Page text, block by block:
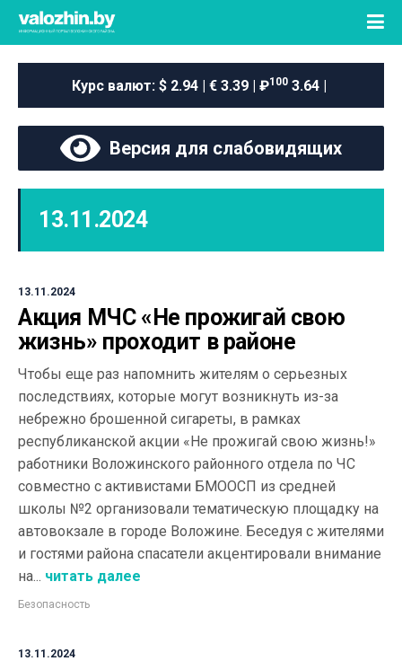
Курс валют: $ 2.94 | € 3.39 | ₽100 3.64 |
Версия для слабовидящих
13.11.2024
13.11.2024
Акция МЧС «Не прожигай свою
жизнь» проходит в районе
Чтобы еще раз напомнить жителям о серьезных
последствиях, которые могут возникнуть из-за
небрежно брошенной сигареты, в рамках
республиканской акции «Не прожигай свою жизнь!»
работники Воложинского районного отдела по ЧС
совместно с активистами БМООСП из средней
школы №2 организовали тематическую площадку на
автовокзале в городе Воложине. Беседуя с жителями
и гостями района спасатели акцентировали внимание
на... читать далее
Безопасность
13.11.2024